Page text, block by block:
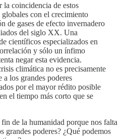
la coincidencia de estos
con el crecimiento
de gases de efecto invernadero
del siglo XX. Una
científicos especializados en
y sólo un ínfimo
negar esta evidencia.
climática no es precisamente
a los grandes poderes
por el mayor rédito posible
el tiempo más corto que se
de la humanidad porque nos falta
grandes poderes? ¿Qué podemos